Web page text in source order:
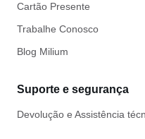
Cartão Presente
Trabalhe Conosco
Blog Milium
Suporte e segurança
Devolução e Assistência